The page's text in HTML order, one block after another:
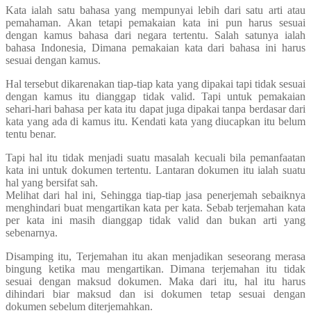
Kata ialah satu bahasa yang mempunyai lebih dari satu arti atau
pemahaman. Akan tetapi pemakaian kata ini pun harus sesuai
dengan kamus bahasa dari negara tertentu. Salah satunya ialah
bahasa Indonesia, Dimana pemakaian kata dari bahasa ini harus
sesuai dengan kamus.
Hal tersebut dikarenakan tiap-tiap kata yang dipakai tapi tidak sesuai
dengan kamus itu dianggap tidak valid. Tapi untuk pemakaian
sehari-hari bahasa per kata itu dapat juga dipakai tanpa berdasar dari
kata yang ada di kamus itu. Kendati kata yang diucapkan itu belum
tentu benar.
Tapi hal itu tidak menjadi suatu masalah kecuali bila pemanfaatan
kata ini untuk dokumen tertentu. Lantaran dokumen itu ialah suatu
hal yang bersifat sah.
Melihat dari hal ini, Sehingga tiap-tiap jasa penerjemah sebaiknya
menghindari buat mengartikan kata per kata. Sebab terjemahan kata
per kata ini masih dianggap tidak valid dan bukan arti yang
sebenarnya.
Disamping itu, Terjemahan itu akan menjadikan seseorang merasa
bingung ketika mau mengartikan. Dimana terjemahan itu tidak
sesuai dengan maksud dokumen. Maka dari itu, hal itu harus
dihindari biar maksud dan isi dokumen tetap sesuai dengan
dokumen sebelum diterjemahkan.